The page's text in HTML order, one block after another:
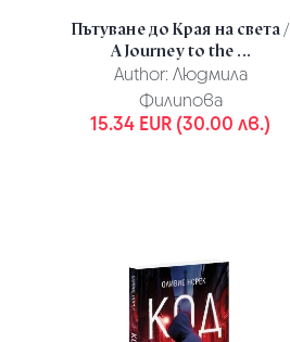
Пътуване до Края на света /
A Journey to the ...
Author: Людмила
Филипова
15.34 EUR (30.00 лв.)